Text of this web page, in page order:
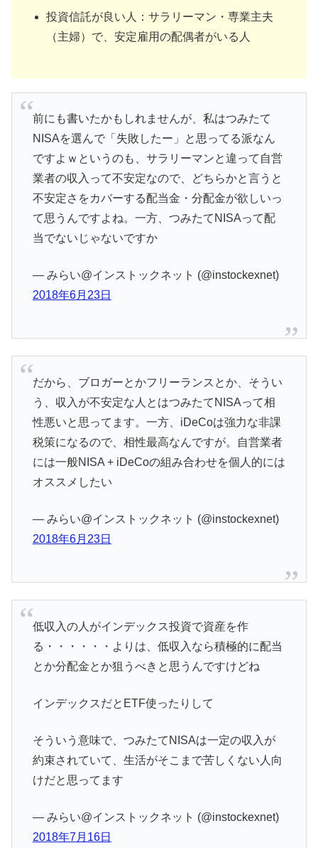
投資信託が良い人：サラリーマン・専業主夫
（主婦）で、安定雇用の配偶者がいる人
前にも書いたかもしれませんが、私はつみたて
NISAを選んで「失敗したー」と思ってる派なん
ですよｗというのも、サラリーマンと違って自営
業者の収入って不安定なので、どちらかと言うと
不安定さをカバーする配当金・分配金が欲しいっ
て思うんですよね。一方、つみたてNISAって配
当でないじゃないですか
— みらい@インストックネット (@instockexnet)
2018年6月23日
だから、ブロガーとかフリーランスとか、そうい
う、収入が不安定な人とはつみたてNISAって相
性悪いと思ってます。一方、iDeCoは強力な非課
税策になるので、相性最高なんですが。自営業者
には一般NISA + iDeCoの組み合わせを個人的には
オススメしたい
— みらい@インストックネット (@instockexnet)
2018年6月23日
低収入の人がインデックス投資で資産を作
る・・・・・・よりは、低収入なら積極的に配当
とか分配金とか狙うべきと思うんですけどね
インデックスだとETF使ったりして
そういう意味で、つみたてNISAは一定の収入が
約束されていて、生活がそこまで苦しくない人向
けだと思ってます
— みらい@インストックネット (@instockexnet)
2018年7月16日